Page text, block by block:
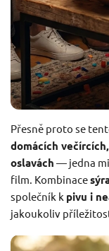
Přesně proto se
domácích
oslavách — jedna
film. Kombinace
společník k pivu i
jakoukoliv